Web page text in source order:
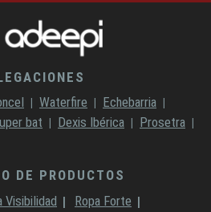
Waterfire
Echebarria
bat Dexis Ibérica
Prosetra
DE PRODUCTOS
Visibilidad
Ropa Forte